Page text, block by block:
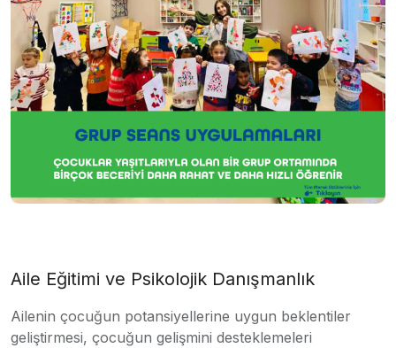
Aile Eğitimi ve Psikolojik Danışmanlık
Ailenin çocuğun potansiyellerine uygun beklentiler
geliştirmesi, çocuğun gelişmini desteklemeleri